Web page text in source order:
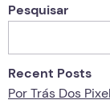
Pesquisar
Recent Posts
Por Trás Dos